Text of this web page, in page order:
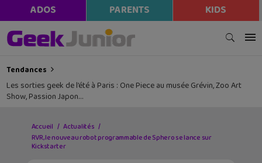
ADOS PARENTS KIDS
Tendances
Les sorties geek de l’été à Paris : One Piece au musée Grévin, Zoo Art
Show, Passion Japon…
Accueil
Actualités
RVR, le nouveau robot programmable de Sphero se lance sur
Kickstarter